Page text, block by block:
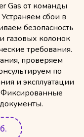
Gas от команды
сбои в
безопасность
газовых колонок
требования.
проверяем
по
и эксплуатации
Фиксированные